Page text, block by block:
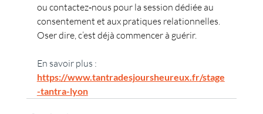
ou contactez‑nous pour la session dédiée au
consentement et aux pratiques relationnelles.
Oser dire, c’est déjà commencer à guérir.
En savoir plus :
https://www.tantradesjoursheureux.fr/stage
-tantra-lyon